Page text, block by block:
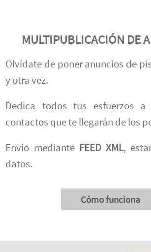
MULTIPUBLICACIÓN DE
Olvídate de poner anuncios de
y otra vez.
Dedica todos tus esfuerzos a
contactos que te llegarán de los
Envío mediante FEED XML,
datos.
Cómo funciona